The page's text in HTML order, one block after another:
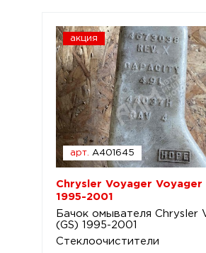
акция
арт. A401645
Chrysler Voyager Voyager
1995-2001
Бачок омывателя Chrysler
(GS) 1995-2001
Стеклоочистители